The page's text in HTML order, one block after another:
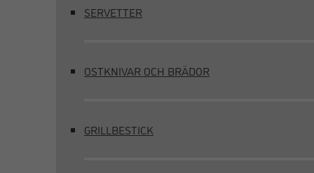
SERVETTER
OSTKNIVAR OCH BRÄDOR
GRILLBESTICK